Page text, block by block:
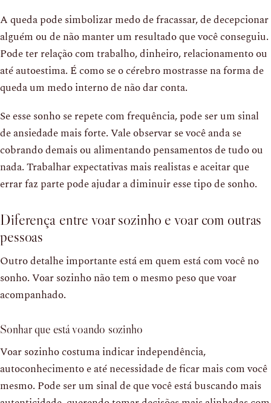
A queda pode simbolizar medo de fracassar, de decepcionar
alguém ou de não manter um resultado que você conseguiu.
Pode ter relação com trabalho, dinheiro, relacionamento ou
até autoestima. É como se o cérebro mostrasse na forma de
queda um medo interno de não dar conta.
Se esse sonho se repete com frequência, pode ser um sinal
de ansiedade mais forte. Vale observar se você anda se
cobrando demais ou alimentando pensamentos de tudo ou
nada. Trabalhar expectativas mais realistas e aceitar que
errar faz parte pode ajudar a diminuir esse tipo de sonho.
Diferença entre voar sozinho e voar com outras
pessoas
Outro detalhe importante está em quem está com você no
sonho. Voar sozinho não tem o mesmo peso que voar
acompanhado.
Sonhar que está voando sozinho
Voar sozinho costuma indicar independência,
autoconhecimento e até necessidade de ficar mais com você
mesmo. Pode ser um sinal de que você está buscando mais